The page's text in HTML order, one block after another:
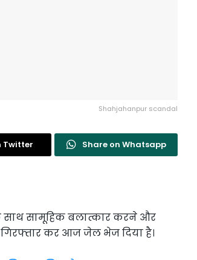
Shahjahanpur scandal
Twitter Share on Whatsapp
सामूहिक बलात्कार करने और
कर आज जेल भेज दिया है।